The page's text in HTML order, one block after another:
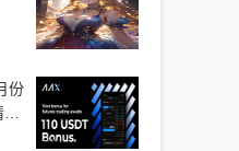
份